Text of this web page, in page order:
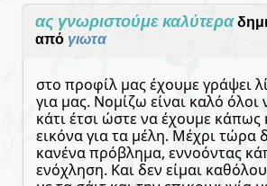
ας γνωριστούμε καλύτερα
από γιωτα
στο προφίλ μας έχουμε γράψει
για μας. Νομίζω είναι καλό
κάτι έτσι ώστε να έχουμε κάπως
εικόνα για τα μέλη. Μέχρι τώρα
κανένα πρόβλημα, εννοόντας
ενόχληση. Και δεν είμαι